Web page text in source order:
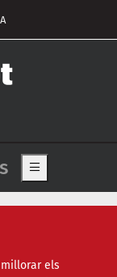
els
d'usuari
de
Show main